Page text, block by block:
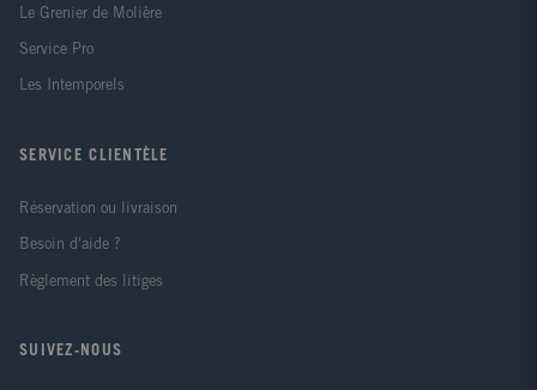
Le Grenier de Molière
Service Pro
Les Intemporels
SERVICE CLIENTÈLE
Réservation ou livraison
Besoin d'aide ?
Règlement des litiges
SUIVEZ-NOUS